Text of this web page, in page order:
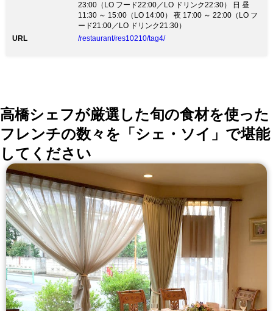
23:00（LO フード22:00／LO ドリンク22:30） 日 昼
11:30 ～ 15:00（LO 14:00） 夜 17:00 ～ 22:00（LO フ
ード21:00／LO ドリンク21:30）
URL
/restaurant/res10210/tag4/
高橋シェフが厳選した旬の食材を使った
フレンチの数々を「シェ・ソイ」で堪能
してください